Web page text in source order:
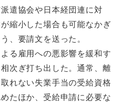
遣協会や日本経団連に対
縮小した場合も可能なかぎ
、要請文を送った。
る雇用への悪影響を緩和す
次ぎ打ち出した。通常、離
れない失業手当の受給資格
たほか、受給申請に必要な